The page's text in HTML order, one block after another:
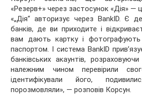
«Резерв+» через застосунок «Дія» —
«„Дія“ авторизує через BankID. Є
банків, де ви приходите і
вам дають картку і
паспортом. І система BankID
банківських акаунтів,
належним чином перевірили
ідентифікували його,
порозмовляли», — розповів Корсун.